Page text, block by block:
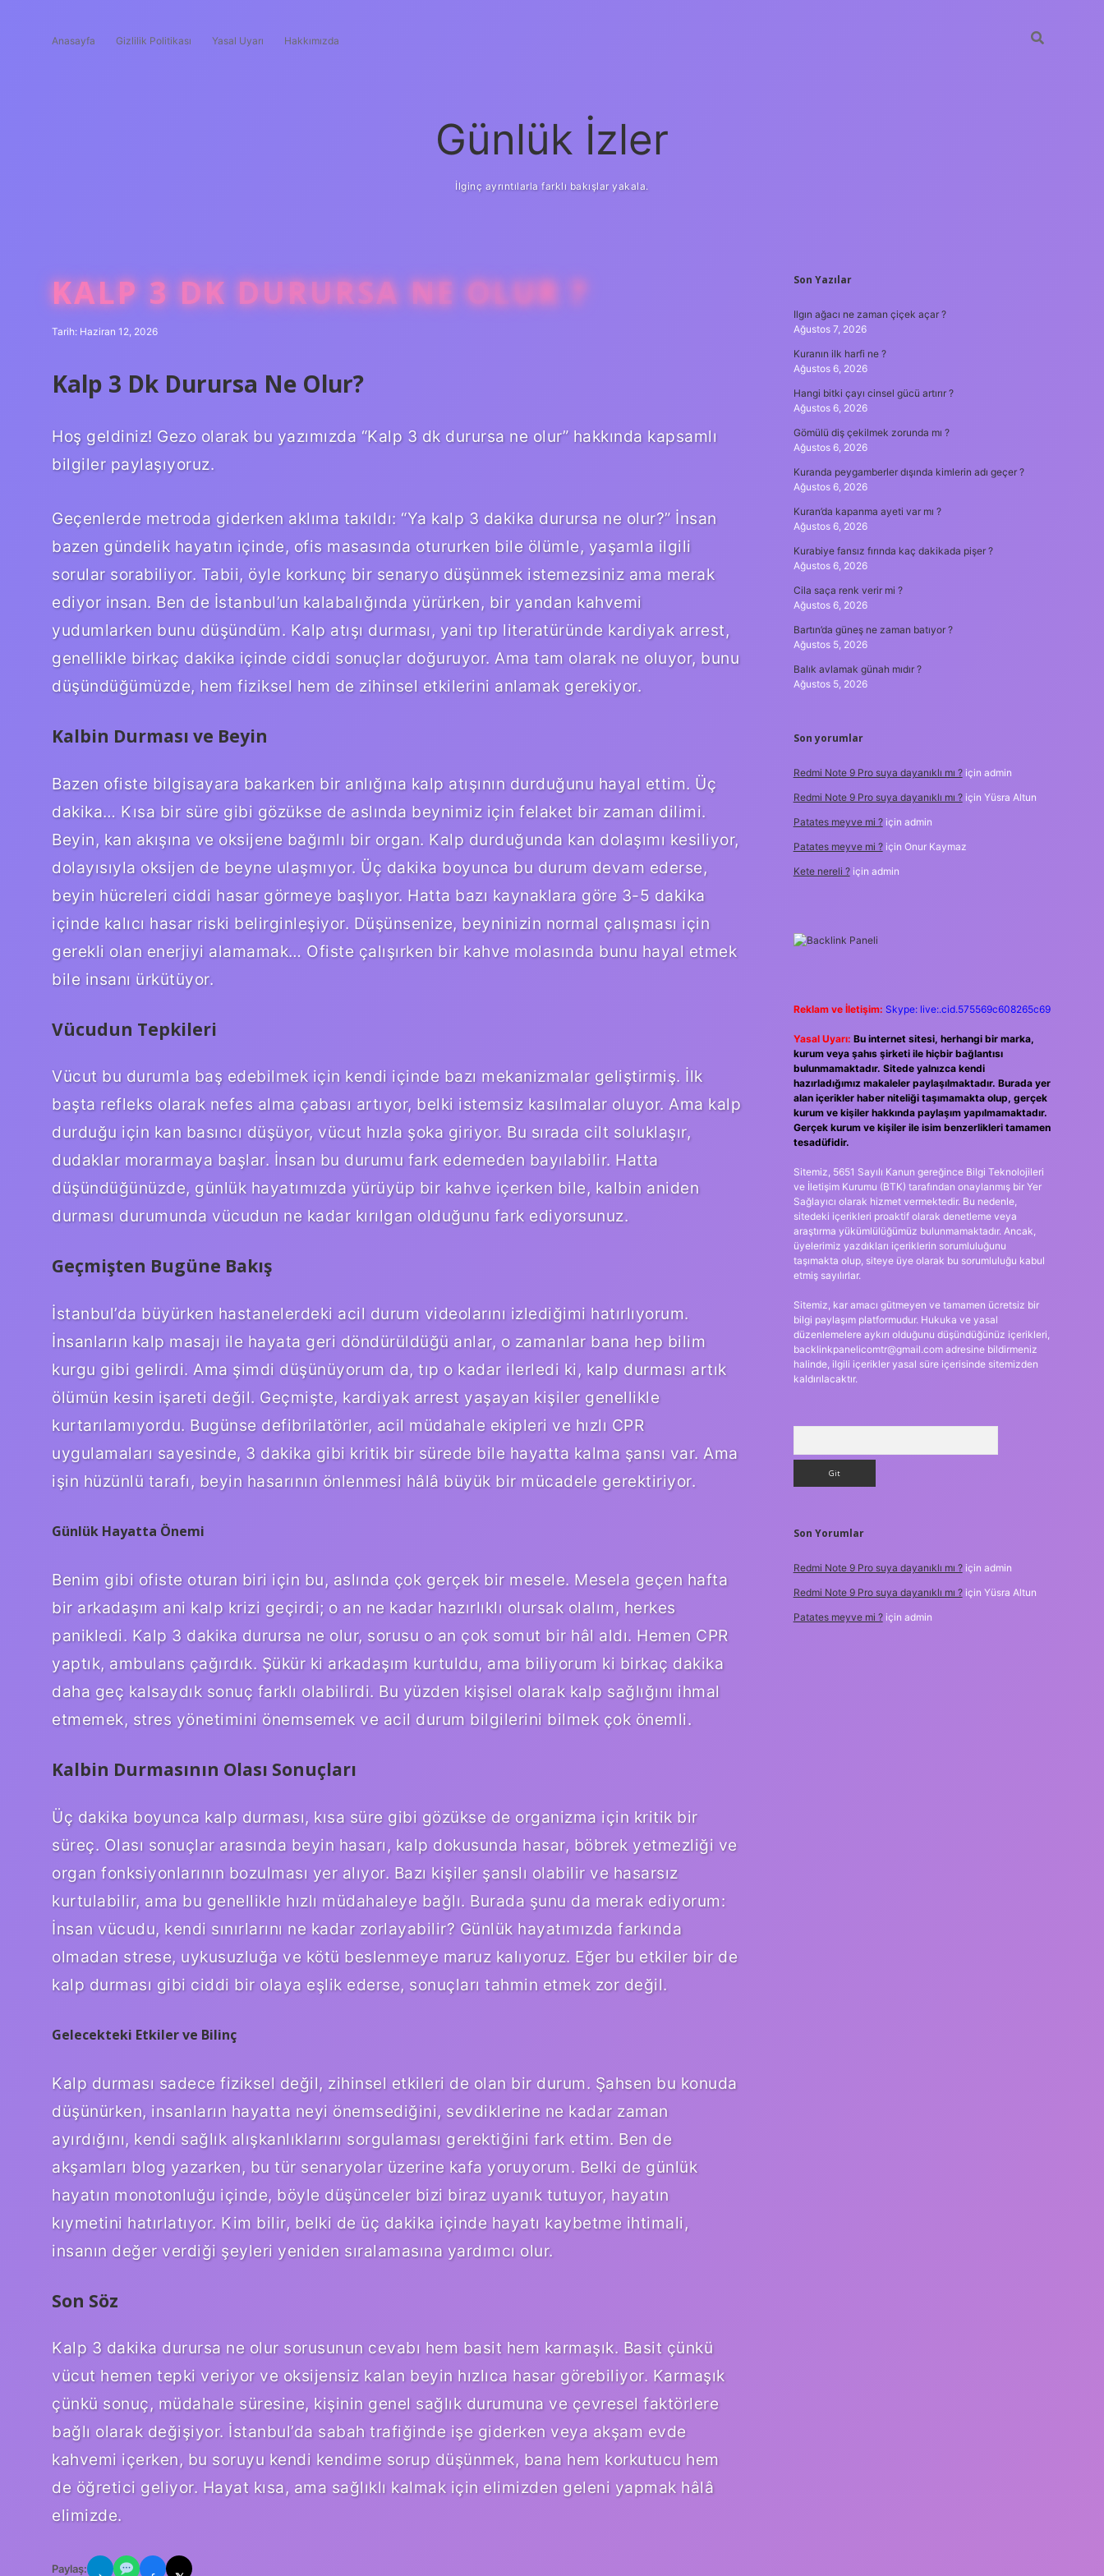
Anasayfa Gizlilik Politikası Yasal Uyarı Hakkımızda
Günlük İzler
İlginç ayrıntılarla farklı bakışlar yakala.
KALP 3 DK DURURSA NE OLUR ?
Tarih: Haziran 12, 2026
Kalp 3 Dk Durursa Ne Olur?
Hoş geldiniz! Gezo olarak bu yazımızda “Kalp 3 dk durursa ne olur” hakkında kapsamlı
bilgiler paylaşıyoruz.
Geçenlerde metroda giderken aklıma takıldı: “Ya kalp 3 dakika durursa ne olur?” İnsan
bazen gündelik hayatın içinde, ofis masasında otururken bile ölümle, yaşamla ilgili
sorular sorabiliyor. Tabii, öyle korkunç bir senaryo düşünmek istemezsiniz ama merak
ediyor insan. Ben de İstanbul’un kalabalığında yürürken, bir yandan kahvemi
yudumlarken bunu düşündüm. Kalp atışı durması, yani tıp literatüründe kardiyak arrest,
genellikle birkaç dakika içinde ciddi sonuçlar doğuruyor. Ama tam olarak ne oluyor, bunu
düşündüğümüzde, hem fiziksel hem de zihinsel etkilerini anlamak gerekiyor.
Kalbin Durması ve Beyin
Bazen ofiste bilgisayara bakarken bir anlığına kalp atışının durduğunu hayal ettim. Üç
dakika… Kısa bir süre gibi gözükse de aslında beynimiz için felaket bir zaman dilimi.
Beyin, kan akışına ve oksijene bağımlı bir organ. Kalp durduğunda kan dolaşımı kesiliyor,
dolayısıyla oksijen de beyne ulaşmıyor. Üç dakika boyunca bu durum devam ederse,
beyin hücreleri ciddi hasar görmeye başlıyor. Hatta bazı kaynaklara göre 3-5 dakika
içinde kalıcı hasar riski belirginleşiyor. Düşünsenize, beyninizin normal çalışması için
gerekli olan enerjiyi alamamak… Ofiste çalışırken bir kahve molasında bunu hayal etmek
bile insanı ürkütüyor.
Vücudun Tepkileri
Vücut bu durumla baş edebilmek için kendi içinde bazı mekanizmalar geliştirmiş. İlk
başta refleks olarak nefes alma çabası artıyor, belki istemsiz kasılmalar oluyor. Ama kalp
durduğu için kan basıncı düşüyor, vücut hızla şoka giriyor. Bu sırada cilt soluklaşır,
dudaklar morarmaya başlar. İnsan bu durumu fark edemeden bayılabilir. Hatta
düşündüğünüzde, günlük hayatımızda yürüyüp bir kahve içerken bile, kalbin aniden
durması durumunda vücudun ne kadar kırılgan olduğunu fark ediyorsunuz.
Geçmişten Bugüne Bakış
İstanbul’da büyürken hastanelerdeki acil durum videolarını izlediğimi hatırlıyorum.
İnsanların kalp masajı ile hayata geri döndürüldüğü anlar, o zamanlar bana hep bilim
kurgu gibi gelirdi. Ama şimdi düşünüyorum da, tıp o kadar ilerledi ki, kalp durması artık
ölümün kesin işareti değil. Geçmişte, kardiyak arrest yaşayan kişiler genellikle
kurtarılamıyordu. Bugünse defibrilatörler, acil müdahale ekipleri ve hızlı CPR
uygulamaları sayesinde, 3 dakika gibi kritik bir sürede bile hayatta kalma şansı var. Ama
işin hüzünlü tarafı, beyin hasarının önlenmesi hâlâ büyük bir mücadele gerektiriyor.
Günlük Hayatta Önemi
Benim gibi ofiste oturan biri için bu, aslında çok gerçek bir mesele. Mesela geçen hafta
bir arkadaşım ani kalp krizi geçirdi; o an ne kadar hazırlıklı olursak olalım, herkes
panikledi. Kalp 3 dakika durursa ne olur, sorusu o an çok somut bir hâl aldı. Hemen CPR
yaptık, ambulans çağırdık. Şükür ki arkadaşım kurtuldu, ama biliyorum ki birkaç dakika
daha geç kalsaydık sonuç farklı olabilirdi. Bu yüzden kişisel olarak kalp sağlığını ihmal
etmemek, stres yönetimini önemsemek ve acil durum bilgilerini bilmek çok önemli.
Kalbin Durmasının Olası Sonuçları
Üç dakika boyunca kalp durması, kısa süre gibi gözükse de organizma için kritik bir
süreç. Olası sonuçlar arasında beyin hasarı, kalp dokusunda hasar, böbrek yetmezliği ve
organ fonksiyonlarının bozulması yer alıyor. Bazı kişiler şanslı olabilir ve hasarsız
kurtulabilir, ama bu genellikle hızlı müdahaleye bağlı. Burada şunu da merak ediyorum:
İnsan vücudu, kendi sınırlarını ne kadar zorlayabilir? Günlük hayatımızda farkında
olmadan strese, uykusuzluğa ve kötü beslenmeye maruz kalıyoruz. Eğer bu etkiler bir de
kalp durması gibi ciddi bir olaya eşlik ederse, sonuçları tahmin etmek zor değil.
Gelecekteki Etkiler ve Bilinç
Kalp durması sadece fiziksel değil, zihinsel etkileri de olan bir durum. Şahsen bu konuda
düşünürken, insanların hayatta neyi önemsediğini, sevdiklerine ne kadar zaman
ayırdığını, kendi sağlık alışkanlıklarını sorgulaması gerektiğini fark ettim. Ben de
akşamları blog yazarken, bu tür senaryolar üzerine kafa yoruyorum. Belki de günlük
hayatın monotonluğu içinde, böyle düşünceler bizi biraz uyanık tutuyor, hayatın
kıymetini hatırlatıyor. Kim bilir, belki de üç dakika içinde hayatı kaybetme ihtimali,
insanın değer verdiği şeyleri yeniden sıralamasına yardımcı olur.
Son Söz
Kalp 3 dakika durursa ne olur sorusunun cevabı hem basit hem karmaşık. Basit çünkü
vücut hemen tepki veriyor ve oksijensiz kalan beyin hızlıca hasar görebiliyor. Karmaşık
çünkü sonuç, müdahale süresine, kişinin genel sağlık durumuna ve çevresel faktörlere
bağlı olarak değişiyor. İstanbul’da sabah trafiğinde işe giderken veya akşam evde
kahvemi içerken, bu soruyu kendi kendime sorup düşünmek, bana hem korkutucu hem
de öğretici geliyor. Hayat kısa, ama sağlıklı kalmak için elimizden geleni yapmak hâlâ
elimizde.
Paylaş:
SIDEBAR
Son Yazılar
Ilgın ağacı ne zaman çiçek açar ?
Ağustos 7, 2026
Kuranın ilk harfi ne ?
Ağustos 6, 2026
Hangi bitki çayı cinsel gücü artırır ?
Ağustos 6, 2026
Gömülü diş çekilmek zorunda mı ?
Ağustos 6, 2026
Kuranda peygamberler dışında kimlerin adı geçer ?
Ağustos 6, 2026
Kuran’da kapanma ayeti var mı ?
Ağustos 6, 2026
Kurabiye fansız fırında kaç dakikada pişer ?
Ağustos 6, 2026
Cila saça renk verir mi ?
Ağustos 6, 2026
Bartın’da güneş ne zaman batıyor ?
Ağustos 5, 2026
Balık avlamak günah mıdır ?
Ağustos 5, 2026
Son yorumlar
Redmi Note 9 Pro suya dayanıklı mı ?için admin
Redmi Note 9 Pro suya dayanıklı mı ?için Yüsra Altun
Patates meyve mi ?için admin
Patates meyve mi ?için Onur Kaymaz
Kete nereli ?için admin
Reklam ve İletişim: Skype: live:.cid.575569c608265c69
Yasal Uyarı: Bu internet sitesi, herhangi bir marka,
kurum veya şahıs şirketi ile hiçbir bağlantısı
bulunmamaktadır. Sitede yalnızca kendi
hazırladığımız makaleler paylaşılmaktadır. Burada yer
alan içerikler haber niteliği taşımamakta olup, gerçek
kurum ve kişiler hakkında paylaşım yapılmamaktadır.
Gerçek kurum ve kişiler ile isim benzerlikleri tamamen
tesadüfidir.
Sitemiz, 5651 Sayılı Kanun gereğince Bilgi Teknolojileri
ve İletişim Kurumu (BTK) tarafından onaylanmış bir Yer
Sağlayıcı olarak hizmet vermektedir. Bu nedenle,
sitedeki içerikleri proaktif olarak denetleme veya
araştırma yükümlülüğümüz bulunmamaktadır. Ancak,
üyelerimiz yazdıkları içeriklerin sorumluluğunu
taşımakta olup, siteye üye olarak bu sorumluluğu kabul
etmiş sayılırlar.
Sitemiz, kar amacı gütmeyen ve tamamen ücretsiz bir
bilgi paylaşım platformudur. Hukuka ve yasal
düzenlemelere aykırı olduğunu düşündüğünüz içerikleri,
backlinkpanelicomtr@gmail.comadresine bildirmeniz
halinde, ilgili içerikler yasal süre içerisinde sitemizden
kaldırılacaktır.
Son Yorumlar
Redmi Note 9 Pro suya dayanıklı mı ?için admin
Redmi Note 9 Pro suya dayanıklı mı ?için Yüsra Altun
Patates meyve mi ?için admin